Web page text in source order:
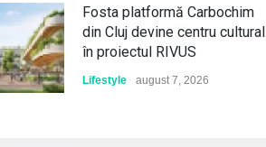
Fosta platformă Carbochim
din Cluj devine centru cultural
în proiectul RIVUS
Lifestyle august 7, 2026